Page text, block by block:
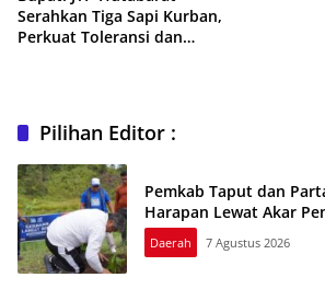
Serahkan Tiga Sapi Kurban,
Perkuat Toleransi dan
Pilihan Editor :
Pemkab Taput dan
Harapan Lewat Akar
Daerah 7 Agustus 2026